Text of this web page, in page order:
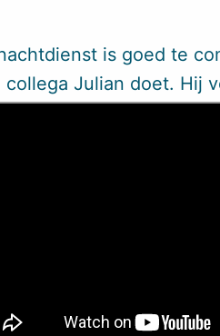
is goed te
collega Julian doet. Hij